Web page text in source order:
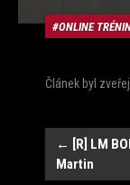
ONLINE
Článek byl
Navigace
← [R] LM
Martin